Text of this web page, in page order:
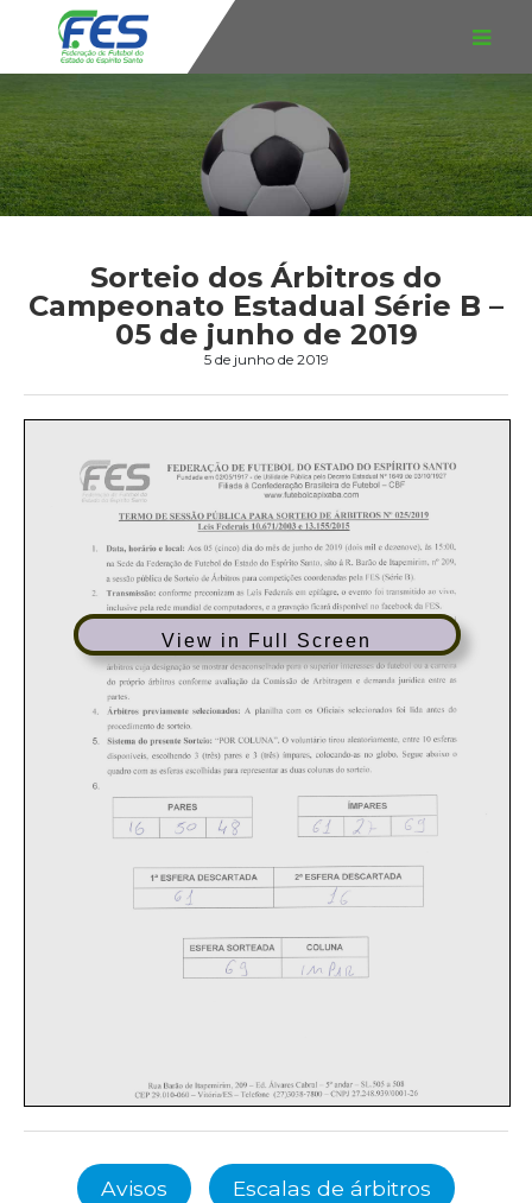
Sorteio dos Árbitros do
Campeonato Estadual Série B –
05 de junho de 2019
5 de junho de 2019
View in Full Screen
Avisos Escalas de árbitros